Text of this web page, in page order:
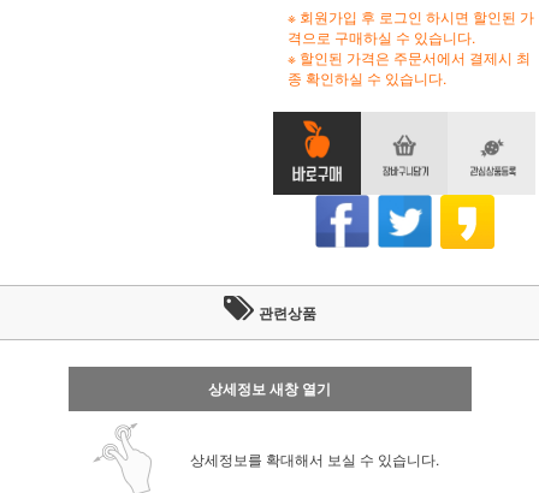
※ 회원가입 후 로그인 하시면 할인된 가
격으로 구매하실 수 있습니다.
※ 할인된 가격은 주문서에서 결제시 최
종 확인하실 수 있습니다.
관련상품
상세정보 새창 열기
상세정보를 확대해서 보실 수 있습니다.